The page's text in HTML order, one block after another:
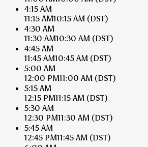
4:15 AM
11:15 AM10:15 AM (DST)
4:30 AM
11:30 AM10:30 AM (DST)
4:45 AM
11:45 AM10:45 AM (DST)
5:00 AM
12:00 PM11:00 AM (DST)
5:15 AM
12:15 PM11:15 AM (DST)
5:30 AM
12:30 PM11:30 AM (DST)
5:45 AM
12:45 PM11:45 AM (DST)